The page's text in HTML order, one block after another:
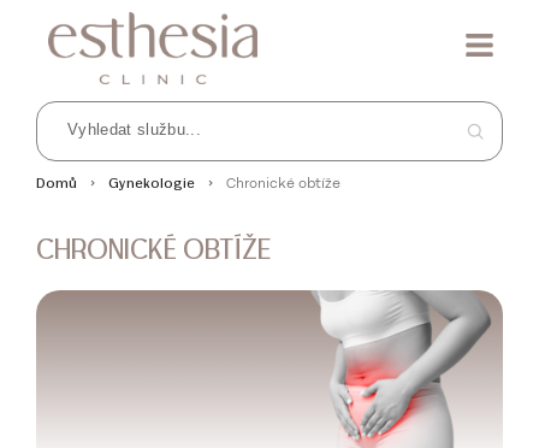
Domů Gynekologie Chronické obtíže
CHRONICKÉ OBTÍŽE